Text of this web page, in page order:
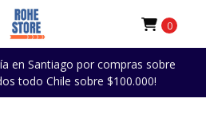
en Santiago por compras sobre
todo Chile sobre $100.000!
0